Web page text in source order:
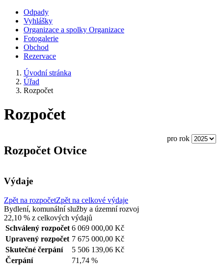
Odpady
Vyhlášky
Organizace a spolky Organizace
Fotogalerie
Obchod
Rezervace
Úvodní stránka
Úřad
Rozpočet
Rozpočet
pro rok
Rozpočet Otvice
Výdaje
Zpět na rozpočetZpět na celkové výdaje
Bydlení, komunální služby a územní rozvoj
22,10 % z celkových výdajů
Schválený rozpočet 6 069 000,00 Kč
Upravený rozpočet 7 675 000,00 Kč
Skutečné čerpání
5 506 139,06 Kč
Čerpání
71,74 %